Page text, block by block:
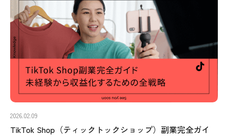
2026.02.09
TikTok Shop（ティックトックショップ）副業完全ガイ